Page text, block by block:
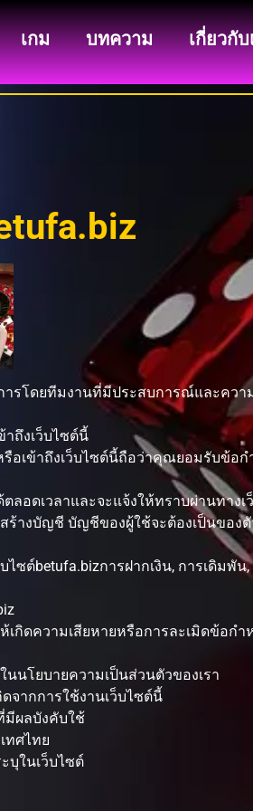
เกม บทความ เกี่ยวกับ
ารโดยทีมงานที่มีประสบการณ์และควา
ถึงเว็บไซต์นี้
อเข้าถึงเว็บไซต์นี้ถือว่าคุณยอมรับข้อ
อดเวลาและจะแจ้งให้ทราบผ่านทางเ
างบัญชี บัญชีของผู้ใช้จะต้องเป็นของตั
ซต์betufa.bizการฝากเงิน, การเดิมพัน
กิดความเสียหายหรือการละเมิดข้อกำ
นโยบายความเป็นส่วนตัวของเรา
จากการใช้งานเว็บไซต์นี้
มีผลบังคับใช้
ทศไทย
บุในเว็บไซต์